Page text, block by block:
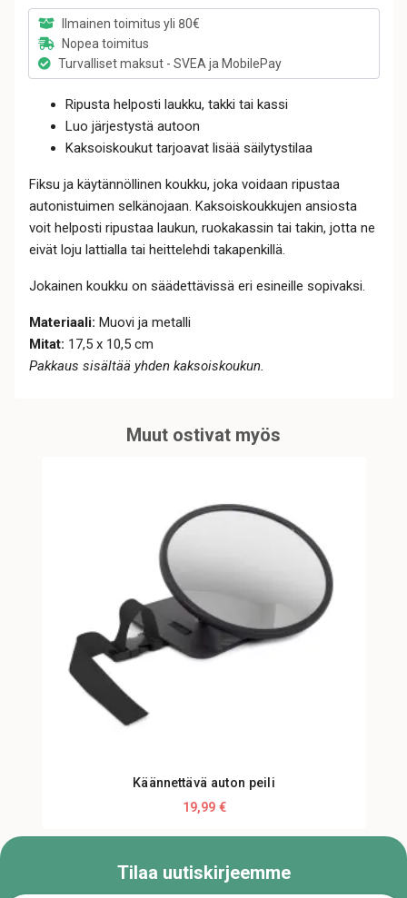
Ilmainen toimitus yli 80€
Nopea toimitus
Turvalliset maksut - SVEA ja MobilePay
Ripusta helposti laukku, takki tai kassi
Luo järjestystä autoon
Kaksoiskoukut tarjoavat lisää säilytystilaa
Fiksu ja käytännöllinen koukku, joka voidaan ripustaa
autonistuimen selkänojaan. Kaksoiskoukkujen ansiosta
voit helposti ripustaa laukun, ruokakassin tai takin, jotta ne
eivät loju lattialla tai heittelehdi takapenkillä.
Jokainen koukku on säädettävissä eri esineille sopivaksi.
Materiaali: Muovi ja metalli
Mitat: 17,5 x 10,5 cm
Pakkaus sisältää yhden kaksoiskoukun.
Muut ostivat myös
Käännettävä auton peili
19,99 €
Tilaa uutiskirjeemme